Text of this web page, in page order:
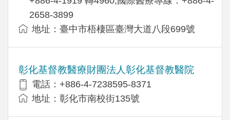
2658-3899
地址：臺中市梧棲區臺灣大道八段699號
彰化基督教醫療財團法人彰化基督教醫院
電話：+886-4-7238595-8371
地址：彰化市南校街135號